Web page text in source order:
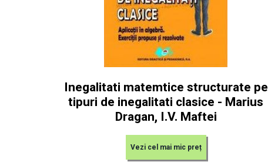
Inegalitati matemtice structurate pe
tipuri de inegalitati clasice - Marius
Dragan, I.V. Maftei
Vezi cel mai mic preț